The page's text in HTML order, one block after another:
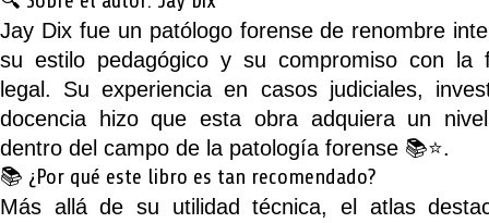
Jay Dix fue un patólogo forense de renombre
su estilo pedagógico y su compromiso con la
legal. Su experiencia en casos judiciales,
docencia hizo que esta obra adquiera un
dentro del campo de la patología forense 📚⭐.
📚 ¿Por qué este libro es tan recomendado?
Más allá de su utilidad técnica, el atlas